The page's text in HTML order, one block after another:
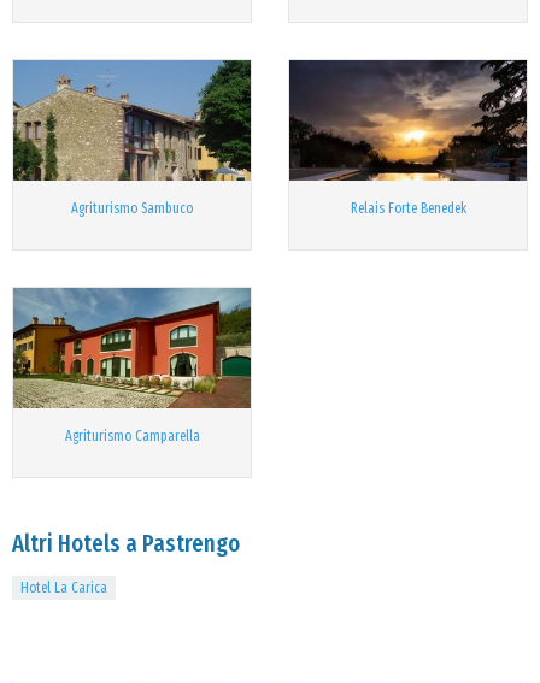
Agriturismo Sambuco Relais Forte Benedek
Agriturismo Camparella
Altri Hotels a Pastrengo
Hotel La Carica